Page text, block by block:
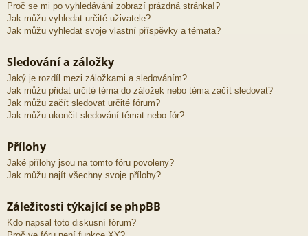
Proč se mi po vyhledávání zobrazí prázdná stránka!?
Jak můžu vyhledat určité uživatele?
Jak můžu vyhledat svoje vlastní příspěvky a témata?
Sledování a záložky
Jaký je rozdíl mezi záložkami a sledováním?
Jak můžu přidat určité téma do záložek nebo téma začít sledovat?
Jak můžu začít sledovat určité fórum?
Jak můžu ukončit sledování témat nebo fór?
Přílohy
Jaké přílohy jsou na tomto fóru povoleny?
Jak můžu najít všechny svoje přílohy?
Záležitosti týkající se phpBB
Kdo napsal toto diskusní fórum?